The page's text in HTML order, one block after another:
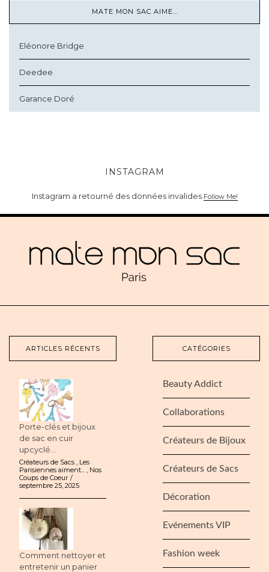
MATE MON SAC AIME…
Eléonore Bridge
Deedee
Garance Doré
INSTAGRAM
Instagram a retourné des données invalides. Follow Me!
ARTICLES RÉCENTS
Porte-clés et bijoux
de sac en cuir
upcyclé...
Créateurs de Sacs , Les
Parisiennes aiment... , Nos
Coups de Coeur
septembre 25, 2025
Comment nettoyer et
entretenir un panier
CATÉGORIES
Beauty Addict
Collaborations
Créateurs de Bijoux
Créateurs de Sacs
Décoration
Evénements VIP
Fashion week